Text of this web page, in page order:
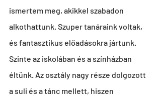
ismertem meg, akikkel szabadon
alkothattunk. Szuper tanáraink voltak,
és fantasztikus előadásokra jártunk.
Szinte az iskolában és a színházban
éltünk. Az osztály nagy része dolgozott
a suli és a tánc mellett, hiszen